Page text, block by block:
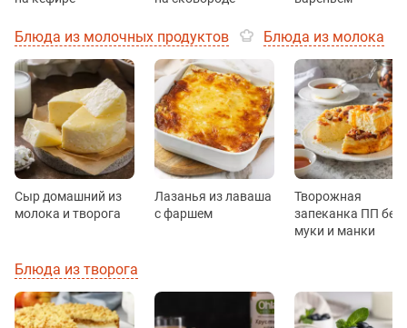
Блюда из молочных продуктов Блюда из молока
Сыр домашний из
молока и творога
Лазанья из лаваша
с фаршем
Творожная
запеканка ПП без
муки и манки
Блюда из творога